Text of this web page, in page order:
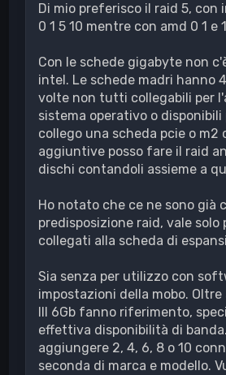
Di mio preferisco il raid 5, con
0 1 5 10 mentre con amd 0 1 e
Con le schede gigabyte non
intel. Le schede madri hanno 4
volte non tutti collegabili per
sistema operativo o disponibili
collego una scheda pcie o m2
aggiuntive posso fare il raid
dischi contandoli assieme a
Ho notato che ce ne sono già
predisposizione raid, vale solo
collegati alla scheda di
Sia senza per utilizzo con
impostazioni della mobo.
III 6Gb fanno riferimento,
effettiva disponibilità di
aggiungere 2, 4, 6, 8 o 10
seconda di marca e modello.